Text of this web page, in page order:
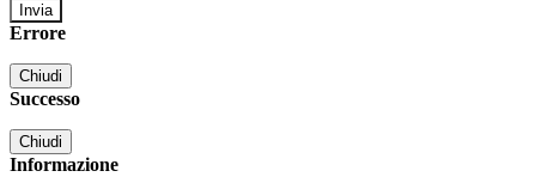
Errore
Chiudi
Successo
Chiudi
Informazione